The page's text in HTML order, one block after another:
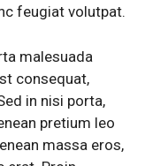
feugiat volutpat.
malesuada
consequat,
in nisi porta,
pretium leo
massa eros,